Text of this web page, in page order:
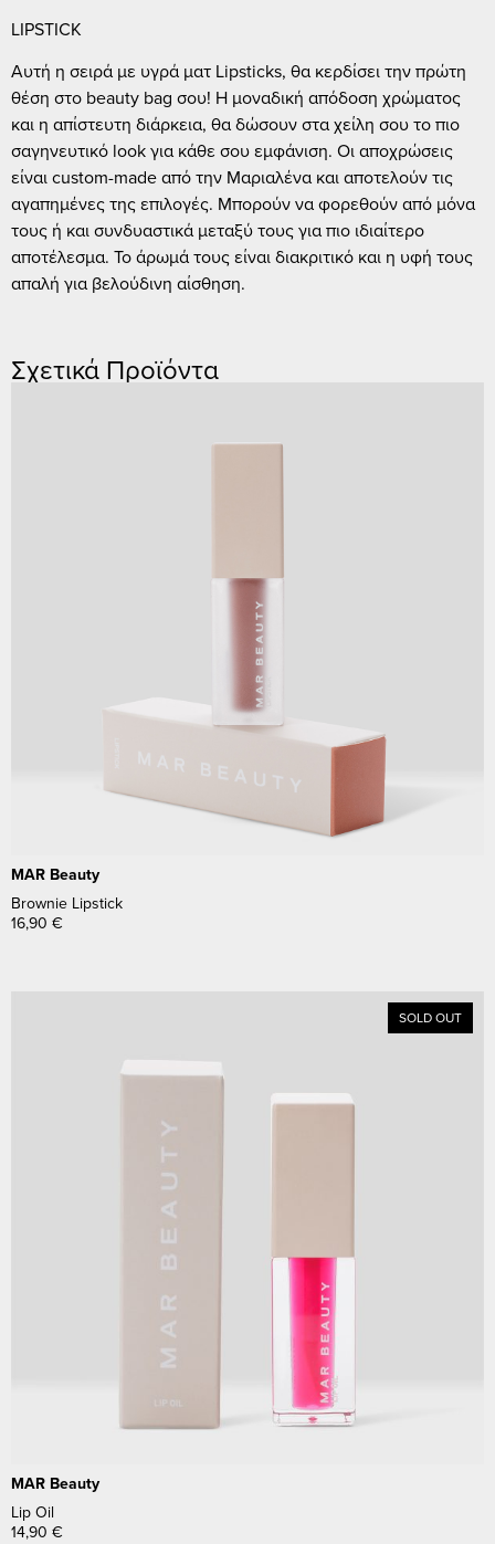
LIPSTICK
Αυτή η σειρά με υγρά ματ Lipsticks, θα κερδίσει την πρώτη
θέση στο beauty bag σου! Η μοναδική απόδοση χρώματος
και η απίστευτη διάρκεια, θα δώσουν στα χείλη σου το πιο
σαγηνευτικό look για κάθε σου εμφάνιση. Οι αποχρώσεις
είναι custom-made από την Μαριαλένα και αποτελούν τις
αγαπημένες της επιλογές. Μπορούν να φορεθούν από μόνα
τους ή και συνδυαστικά μεταξύ τους για πιο ιδιαίτερο
αποτέλεσμα. Το άρωμά τους είναι διακριτικό και η υφή τους
απαλή για βελούδινη αίσθηση.
Σχετικά Προϊόντα
MAR Beauty
Brownie Lipstick
16,90 €
MAR Beauty
Lip Oil
14,90 €
SOLD OUT